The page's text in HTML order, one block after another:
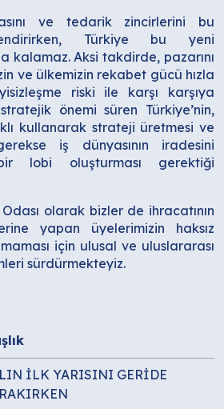
ve tedarik zincirlerini bu
Türkiye bu yeni
kalamaz. Aksi takdirde, pazarını
ve ülkemizin rekabet gücü hızla
riski ile karşı karşıya
önemi süren Türkiye’nin,
kullanarak strateji üretmesi ve
iş dünyasının iradesini
lobi oluşturması gerektiği
olarak bizler de ihracatının
yapan üyelerimizin haksız
için ulusal ve uluslararası
sürdürmekteyiz.
İLK YARISINI GERİDE